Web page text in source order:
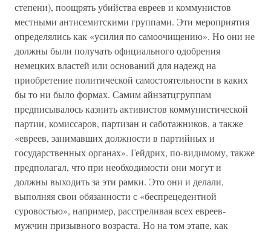
степени), поощрять убийства евреев и коммунистов
местными антисемитскими группами. Эти мероприятия
определялись как «усилия по самоочищению». Но они не
должны были получать официального одобрения
немецких властей или оснований для надежд на
приобретение политической самостоятельности в каких
бы то ни было формах. Самим айнзатцгруппам
предписывалось казнить активистов коммунистической
партии, комиссаров, партизан и саботажников, а также
«евреев, занимавших должности в партийных и
государственных органах». Гейдрих, по-видимому, также
предполагал, что при необходимости они могут и
должны выходить за эти рамки. Это они и делали,
выполняя свои обязанности с «беспрецедентной
суровостью», например, расстреливая всех евреев-
мужчин призывного возраста. Но на том этапе, как